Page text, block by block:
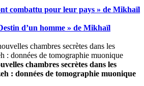
combattu pour leur pays » de Mikhaïl
d’un homme » de Mikhaïl
chambres secrètes dans les
: données de tomographie muonique